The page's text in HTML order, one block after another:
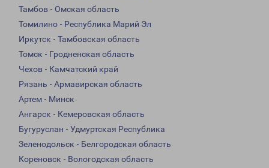
Тамбов - Омская область
Томилино - Республика Марий Эл
Иркутск - Тамбовская область
Томск - Гродненская область
Чехов - Камчатский край
Рязань - Армавирская область
Артем - Минск
Ангарск - Кемеровская область
Бугуруслан - Удмуртская Республика
Зеленодольск - Белгородская область
Кореновск - Вологодская область